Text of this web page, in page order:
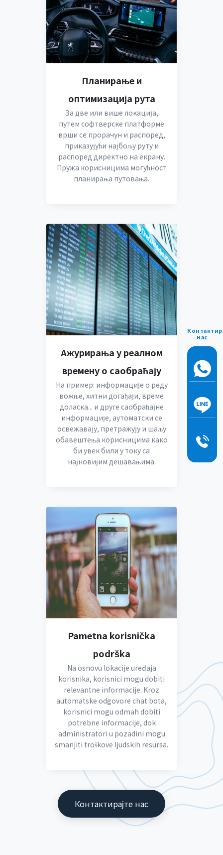
Планирање и
оптимизација рута
За две или више локација,
путем софтверске платформе
врши се прорачун и распоред,
приказујући најбољу руту и
распоред директно на екрану.
Пружа корисницима могућност
планирања путовања.
Ажурирања у реалном
времену о саобраћају
На пример: информације о реду
вожње, хитни догађаји, време
доласка... и друге саобраћајне
информације, аутоматски се
освежавају, претражују и шаљу
обавештења корисницима како
би увек били у току са
најновијим дешавањима.
Pametna korisnička
podrška
Na osnovu lokacije uređaja
korisnika, korisnici mogu dobiti
relevantne informacije. Kroz
automatske odgovore chat bota,
korisnici mogu odmah dobiti
potrebne informacije, dok
administratori u pozadini mogu
smanjiti troškove ljudskih resursa.
Контактирајте нас
нас